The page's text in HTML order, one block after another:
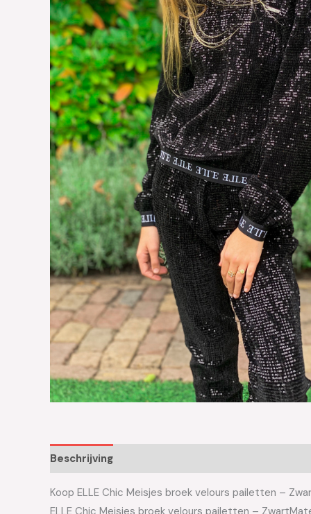
Beschrijving
Koop ELLE Chic Meisjes broek velours pailetten –
ELLE Chic Meisjes broek velours pailetten –